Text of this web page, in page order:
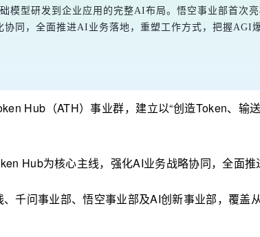
型研发到企业应用的完整AI布局。悟空事业部首次
同，全面推进AI业务落地，重塑工作方式，把握AGI
Hub（ATH）事业群，建立以“创造Token、输
Hub为核心主线，强化AI业务战略协同，全面推
千问事业部、悟空事业部及AI创新事业部，覆盖